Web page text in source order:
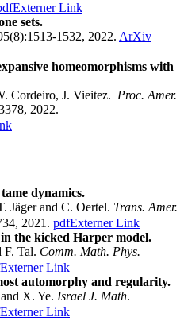
Externer Link
sets.
1532, 2022. ArXiv
homeomorphisms with
Cordeiro, J. Vieitez. Proc. Amer.
2022.
dynamics.
Jäger and C. Oertel. Trans. Amer.
2021. pdfExterner Link
the kicked Harper model.
F. Tal. Comm. Math. Phys.
Externer Link
automorphy and regularity.
X. Ye. Israel J. Math.
Externer Link